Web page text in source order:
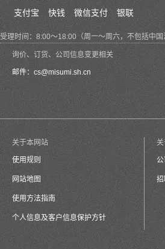
支付宝 快钱 微信支付 银联
受理时间：8:00～18:00（周一～周六，不包括中国
询价、订货、公司信息变更相关
邮件： cs@misumi.sh.cn
关于本网站
使用规则
网站地图
使用方法指南
个人信息及客户信息保护方针